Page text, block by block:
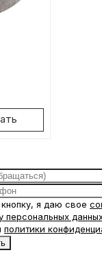
я даю свое
персональных
политики